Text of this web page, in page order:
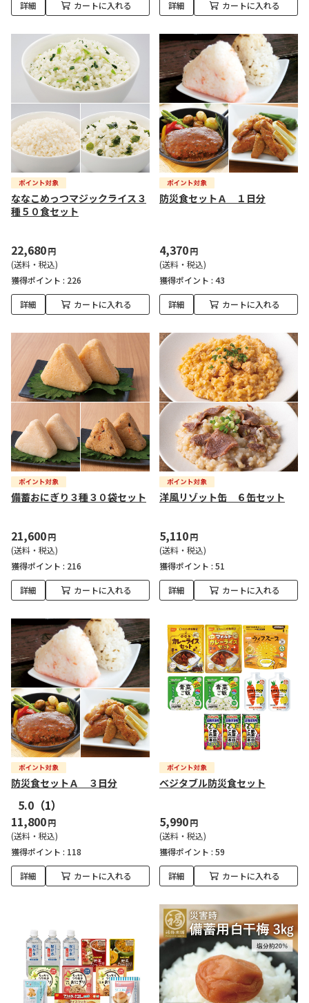
詳細 カートに入れる 詳細 カートに入れる
ななこめっつマジックライス３
種５０食セット
22,680円
(送料・税込)
獲得ポイント : 226
詳細 カートに入れる
防災食セットＡ １日分
4,370円
(送料・税込)
獲得ポイント : 43
詳細 カートに入れる
備蓄おにぎり３種３０袋セット
21,600円
(送料・税込)
獲得ポイント : 216
詳細 カートに入れる
洋風リゾット缶 ６缶セット
5,110円
(送料・税込)
獲得ポイント : 51
詳細 カートに入れる
防災食セットＡ ３日分
5.0 （1）
11,800円
(送料・税込)
獲得ポイント : 118
詳細 カートに入れる
ベジタブル防災食セット
5,990円
(送料・税込)
獲得ポイント : 59
詳細 カートに入れる